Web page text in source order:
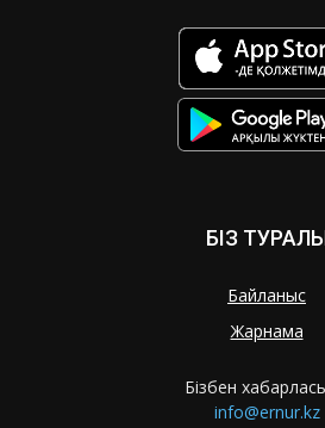
БІЗ
Байланыс
Жарнама
Бізбен
info@ernur.kz